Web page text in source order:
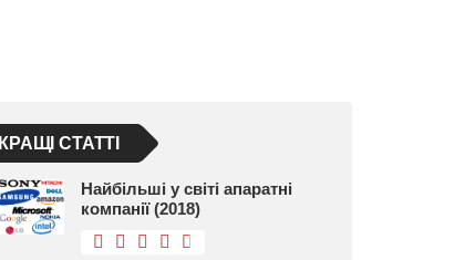
КРАЩІ СТАТТІ
Найбільші у світі апаратні
компанії (2018)